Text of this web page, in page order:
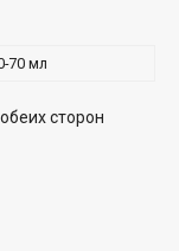
70 мл
сторон